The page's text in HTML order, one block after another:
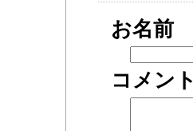
お名前
コメント